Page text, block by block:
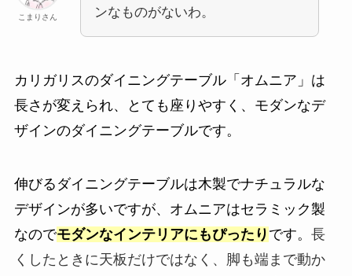
こまりさん
ンなものがないわ。
カリガリスのダイニングテーブル「オムニア」は
長さが変えられ、とても座りやすく、モダンなデ
ザインのダイニングテーブルです。
伸びるダイニングテーブルは木製でナチュラルな
デザインが多いですが、オムニアはセラミック製
なのでモダンなインテリアにもぴったり です。 長
くしたときに天板だけではなく、脚も端まで動か